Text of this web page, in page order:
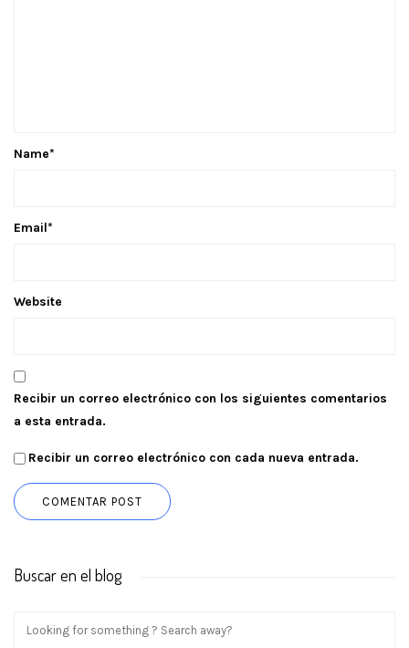
Name*
Email*
Website
Recibir un correo electrónico con los siguientes comentarios
a esta entrada.
Recibir un correo electrónico con cada nueva entrada.
Buscar en el blog